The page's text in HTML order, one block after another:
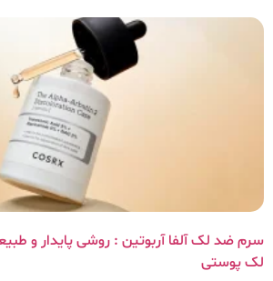
سرم ضد لک آلفا آربوتین : روشی پایدار و
لک پوستی